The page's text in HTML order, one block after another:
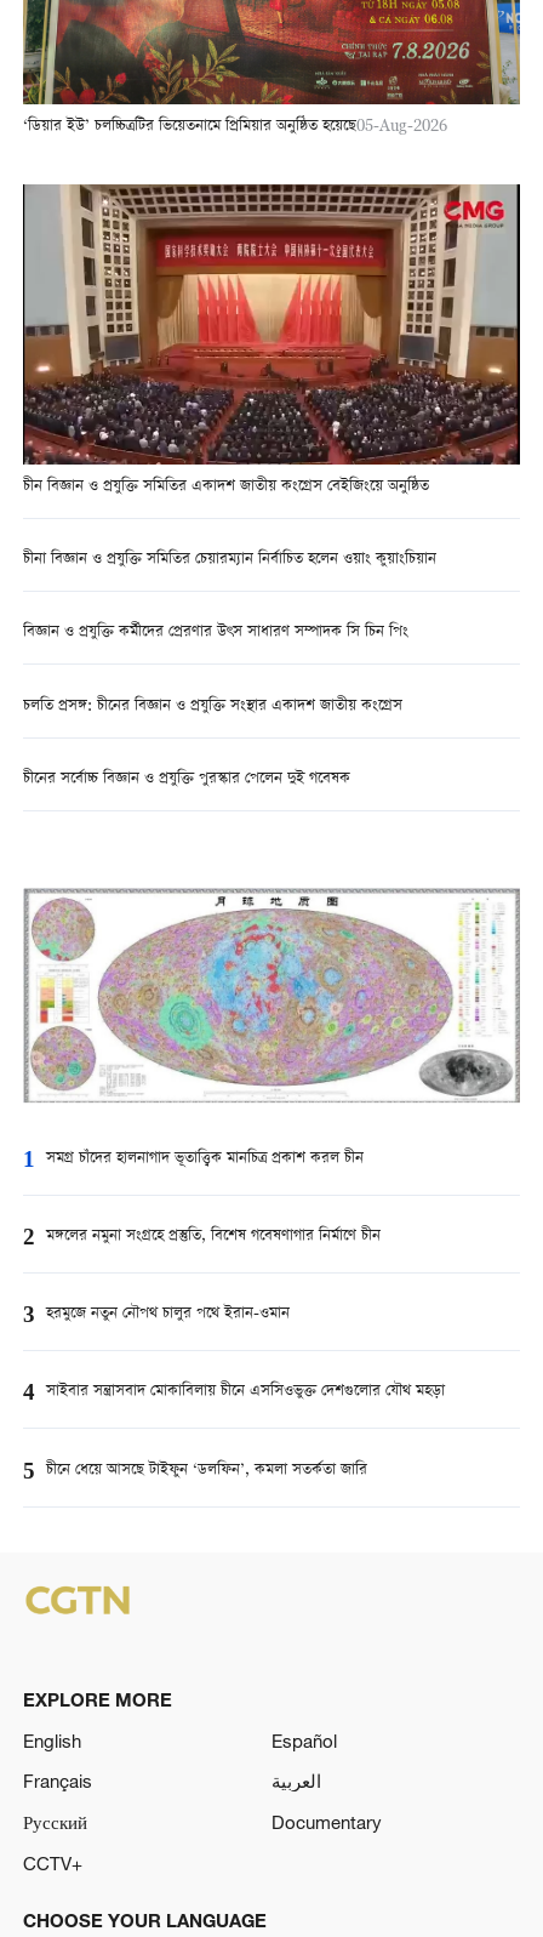
‘ডিয়ার ইউ’ চলচ্চিত্রটির ভিয়েতনামে প্রিমিয়ার অনুষ্ঠিত হয়েছে05-Aug-2026
চীন বিজ্ঞান ও প্রযুক্তি সমিতির একাদশ জাতীয় কংগ্রেস বেইজিংয়ে অনুষ্ঠিত
চীনা বিজ্ঞান ও প্রযুক্তি সমিতির চেয়ারম্যান নির্বাচিত হলেন ওয়াং কুয়াংচিয়ান
বিজ্ঞান ও প্রযুক্তি কর্মীদের প্রেরণার উৎস সাধারণ সম্পাদক সি চিন পিং
চলতি প্রসঙ্গ: চীনের বিজ্ঞান ও প্রযুক্তি সংস্থার একাদশ জাতীয় কংগ্রেস
চীনের সর্বোচ্চ বিজ্ঞান ও প্রযুক্তি পুরস্কার পেলেন দুই গবেষক
1 সমগ্র চাঁদের হালনাগাদ ভূতাত্ত্বিক মানচিত্র প্রকাশ করল চীন
2 মঙ্গলের নমুনা সংগ্রহে প্রস্তুতি, বিশেষ গবেষণাগার নির্মাণে চীন
3 হরমুজে নতুন নৌপথ চালুর পথে ইরান-ওমান
4 সাইবার সন্ত্রাসবাদ মোকাবিলায় চীনে এসসিওভুক্ত দেশগুলোর যৌথ মহড়া
5 চীনে ধেয়ে আসছে টাইফুন ‘ডলফিন’, কমলা সতর্কতা জারি
EXPLORE MORE
English
Español
Français
العربية
Русский
Documentary
CCTV+
CHOOSE YOUR LANGUAGE